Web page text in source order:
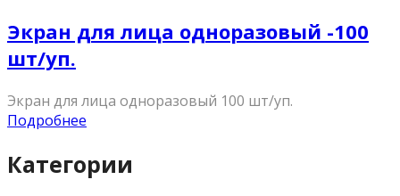
Экран для лица одноразовый -100
шт/уп.
Экран для лица одноразовый 100 шт/уп.
Подробнее
Категории